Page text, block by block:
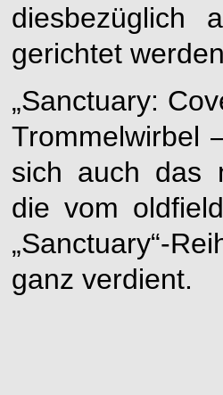
diesbezüglich
gerichtet
„Sanctuary:
Trommelwirbel
sich auch das
die vom
„Sanctuary“-
ganz verdient.